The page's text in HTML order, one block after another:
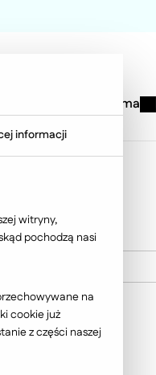
Firma
informacji
witryny,
pochodzą nasi
na
cookie już
z części naszej